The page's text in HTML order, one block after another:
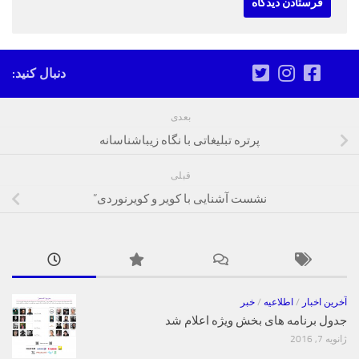
دنبال کنید:
بعدی
پرتره تبلیغاتی با نگاه زیباشناسانه
قبلی
نشست آشنایی با کویر و کویرنوردی”
آخرین اخبار / اطلاعیه / خبر
جدول برنامه های بخش ویژه اعلام شد
ژانویه 7, 2016